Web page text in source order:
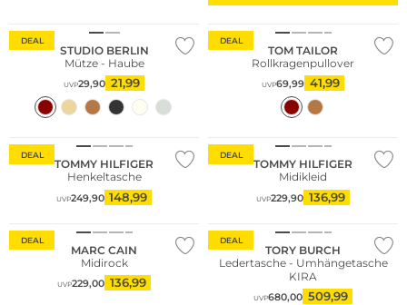
DEAL
STUDIO BERLIN
Mütze - Haube
UVP29,90 21,99
DEAL
TOM TAILOR
Rollkragenpullover
UVP69,99 41,99
DEAL
TOMMY HILFIGER
Henkeltasche
UVP249,90 148,99
DEAL
TOMMY HILFIGER
Midikleid
UVP229,90 136,99
DEAL
MARC CAIN
Midirock
UVP229,00 136,99
DEAL
TORY BURCH
Ledertasche - Umhängetasche
KIRA
UVP680,00 509,99